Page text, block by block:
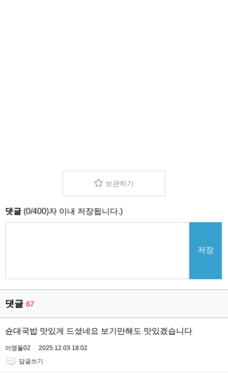
보관하기
댓글 (0/400)자 이내 저장됩니다.)
저장
댓글 67
슌대국밥 맛있게 드셨네요 보기만해도 맛있겠습니다
이영둘02
2025.12.03 18:02
답글쓰기